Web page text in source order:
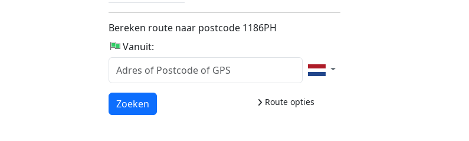
Bereken route naar postcode 1186PH
Vanuit:
Route opties
Laden...
Zoeken